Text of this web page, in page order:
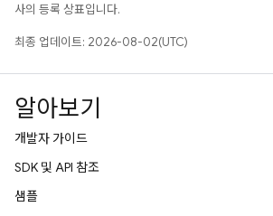
사의 등록 상표입니다.
최종 업데이트: 2026-08-02(UTC)
알아보기
개발자 가이드
SDK 및 API 참조
샘플